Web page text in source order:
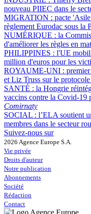
nouveau PIIEC dans le
MIGRATION : pacte
règlement Eurodac sous la
NUMÉRIQUE : la
d'améliorer les règles en
PHILIPPINES : l'UE
million d'euros pour les
ROYAUME-UNI :
et Liz Truss sur le
SANTÉ : la Hongrie
vaccins contre la Covid-19
Comirnaty
SOCIAL : l’ELA soutient
membres dans le secteur
Suivez-nous sur
2026 Agence Europe S.A.
Vie privée
Droits d'auteur
Notre publication
Abonnements
Société
Rédaction
Contact